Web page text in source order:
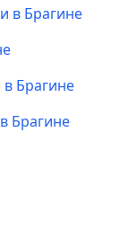
в Брагине
Брагине
Брагине